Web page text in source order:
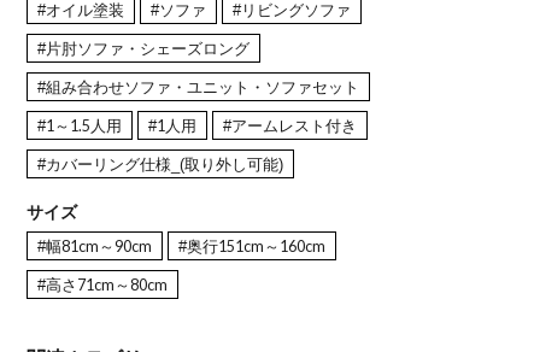
#オイル塗装 #ソファ #リビングソファ
#片肘ソファ・シェーズロング
#組み合わせソファ・ユニット・ソファセット
#1～1.5人用 #1人用 #アームレスト付き
#カバーリング仕様_(取り外し可能)
サイズ
#幅81cm～90cm #奥行151cm～160cm
#高さ71cm～80cm